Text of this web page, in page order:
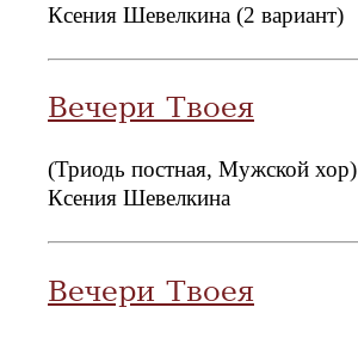
Ксения Шевелкина (2 вариант)
Вечери Твоея
(Триодь постная, Мужской хор)
Ксения Шевелкина
Вечери Твоея